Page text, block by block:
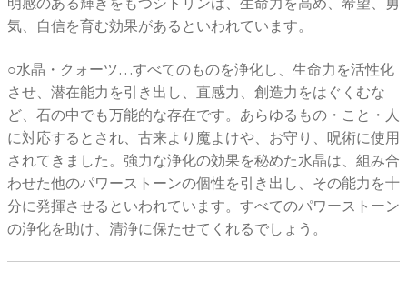
気、自信を育む効果があるといわれています。
○水晶・クォーツ…すべてのものを浄化し、生命力を活性化
させ、潜在能力を引き出し、直感力、創造力をはぐくむな
ど、石の中でも万能的な存在です。あらゆるもの・こと・人
に対応するとされ、古来より魔よけや、お守り、呪術に使用
されてきました。強力な浄化の効果を秘めた水晶は、組み合
わせた他のパワーストーンの個性を引き出し、その能力を十
分に発揮させるといわれています。すべてのパワーストーン
の浄化を助け、清浄に保たせてくれるでしょう。